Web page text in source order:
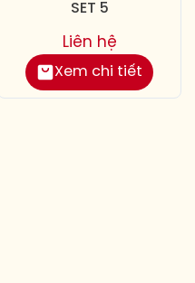
SET 5
Xem chi tiết
Liên hệ